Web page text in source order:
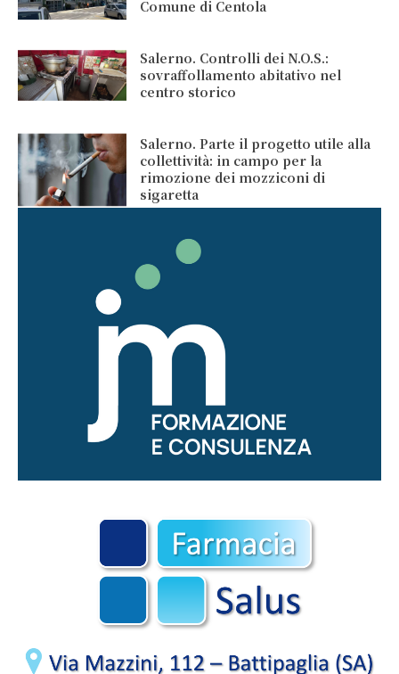
Comune di Centola
Salerno. Controlli dei N.O.S.:
sovraffollamento abitativo nel
centro storico
Salerno. Parte il progetto utile alla
collettività: in campo per la
rimozione dei mozziconi di
sigaretta